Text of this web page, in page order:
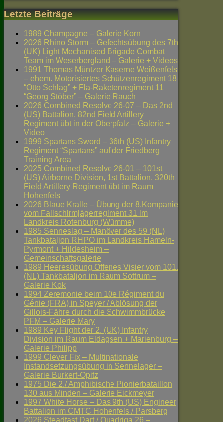
Letzte Beiträge
1989 Champagne – Galerie Korn
2026 Rhino Storm – Gefechtsübung des 7th
(UK) Light Mechanised Brigade Combat
Team im Weserbergland – Galerie + Videos
1991 Thomas Müntzer Kaserne Weißenfels
– ehem. Motorisiertes Schützenregiment 18
“Otto Schlag” + Fla-Raketenregiment 11
“Georg Stöber” – Galerie Rauch
2026 Combined Resolve 26-07 – Das 2nd
(US) Battalion, 82nd Field Artillery
Regiment übt in der Oberpfalz – Galerie +
Video
1999 Spartans Sword – 36th (US) Infantry
Regiment “Spartans” auf der Friedberg
Training Area
2025 Combined Resolve 26-01 – 101st
(US) Airborne Division, 1st Battalion, 320th
Field Artillery Regiment übt im Raum
Hohenfels
2026 Blaue Kralle – Übung der 8.Kompanie
vom Fallschirmjägerregiment 31 im
Landkreis Rotenburg (Wümme)
1985 Senneslag – Manöver des 59 (NL)
Tankbataljon RHPO im Landkreis Hameln-
Pyrmont + Hildesheim –
Gemeinschaftsgalerie
1989 Heeresübung Offenes Visier vom 101.
(NL) Tankbataljon im Raum Sottrum –
Galerie Kok
1994 Zeremonie beim 10e Régiment du
Génie (FRA) in Speyer / Ablösung der
Gillois-Fähre durch die Schwimmbrücke
PFM – Galerie Mary
1989 Key Flight der 2. (UK) Infantry
Division im Raum Eldagsen + Marienburg –
Galerie Philipp
1999 Clever Fix – Multinationale
Instandsetzungsübung in Sennelager –
Galerie Burkert-Opitz
1975 Die 2./ Amphibische Pionierbataillon
130 aus Minden – Galerie Eickmeyer
1997 White Horse – Das 9th (US) Engineer
Battalion im CMTC Hohenfels / Parsberg
2026 Steadfast Dart / Quadriga 26 –